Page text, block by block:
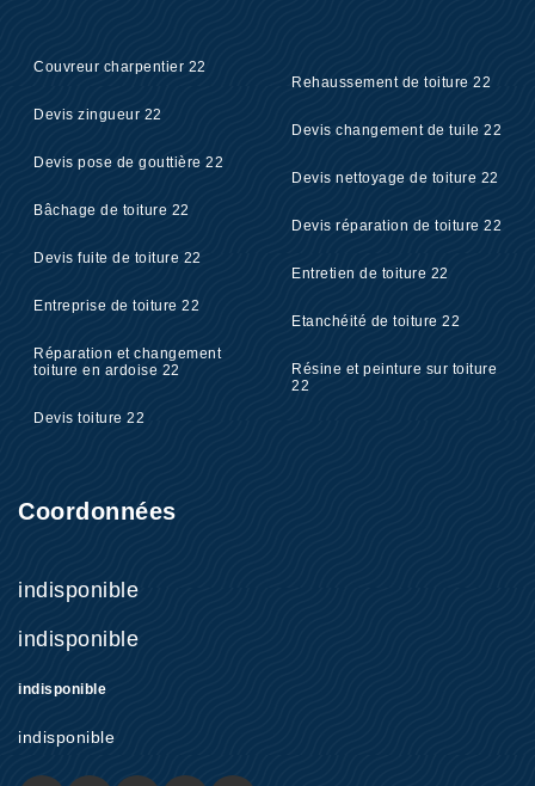
Couvreur charpentier 22
Devis zingueur 22
Devis pose de gouttière 22
Bâchage de toiture 22
Devis fuite de toiture 22
Entreprise de toiture 22
Réparation et changement
toiture en ardoise 22
Devis toiture 22
Rehaussement de toiture 22
Devis changement de tuile 22
Devis nettoyage de toiture 22
Devis réparation de toiture 22
Entretien de toiture 22
Etanchéité de toiture 22
Résine et peinture sur toiture
22
Coordonnées
indisponible
indisponible
indisponible
indisponible